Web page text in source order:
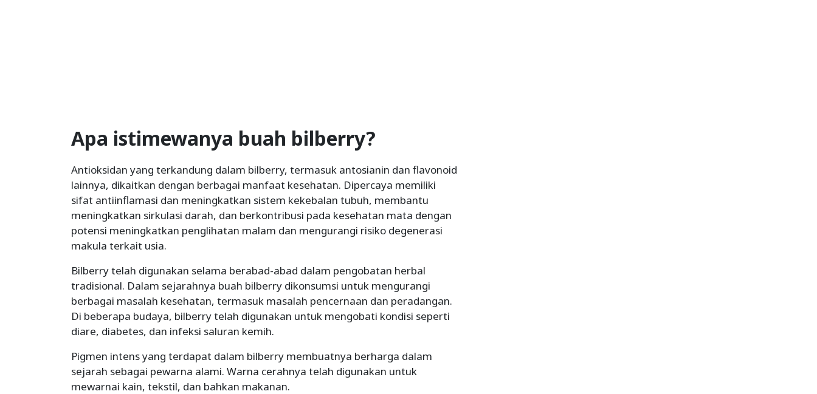
Apa istimewanya buah bilberry?
Antioksidan yang terkandung dalam bilberry, termasuk antosianin dan flavonoid
lainnya, dikaitkan dengan berbagai manfaat kesehatan. Dipercaya memiliki
sifat antiinflamasi dan meningkatkan sistem kekebalan tubuh, membantu
meningkatkan sirkulasi darah, dan berkontribusi pada kesehatan mata dengan
potensi meningkatkan penglihatan malam dan mengurangi risiko degenerasi
makula terkait usia.
Bilberry telah digunakan selama berabad-abad dalam pengobatan herbal
tradisional. Dalam sejarahnya buah bilberry dikonsumsi untuk mengurangi
berbagai masalah kesehatan, termasuk masalah pencernaan dan peradangan.
Di beberapa budaya, bilberry telah digunakan untuk mengobati kondisi seperti
diare, diabetes, dan infeksi saluran kemih.
Pigmen intens yang terdapat dalam bilberry membuatnya berharga dalam
sejarah sebagai pewarna alami. Warna cerahnya telah digunakan untuk
mewarnai kain, tekstil, dan bahkan makanan.